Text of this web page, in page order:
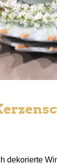
dekorierte